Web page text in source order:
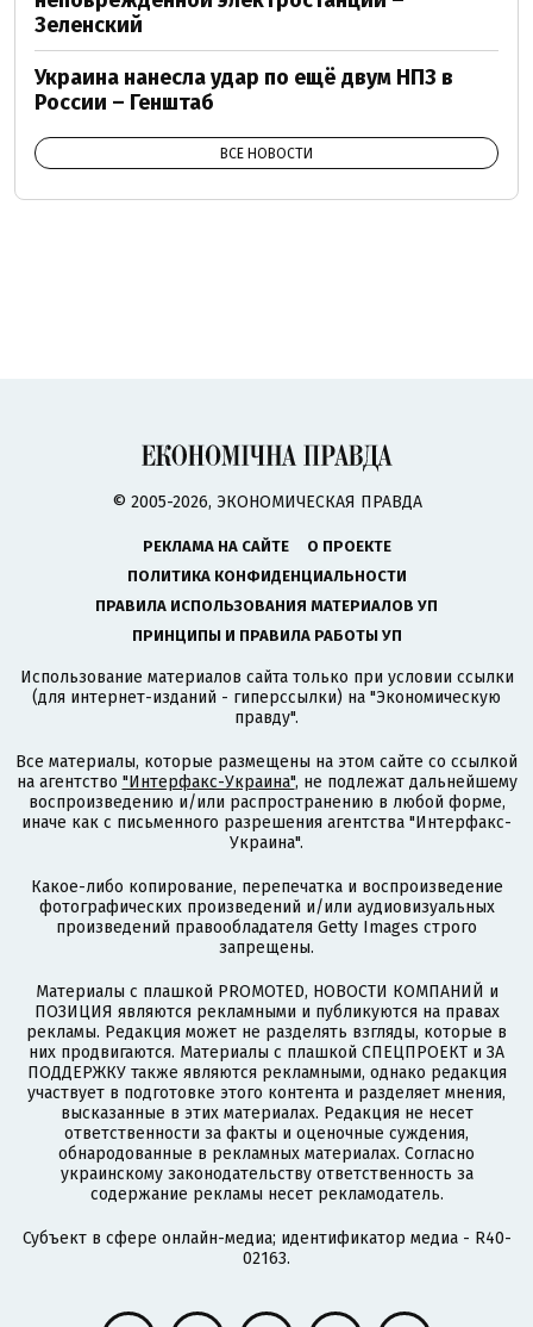
Зеленский
Украина нанесла удар по ещё двум НПЗ в
России – Генштаб
ВСЕ НОВОСТИ
© 2005-2026, ЭКОНОМИЧЕСКАЯ ПРАВДА
РЕКЛАМА НА САЙТЕ
О ПРОЕКТЕ
ПОЛИТИКА КОНФИДЕНЦИАЛЬНОСТИ
ПРАВИЛА ИСПОЛЬЗОВАНИЯ МАТЕРИАЛОВ УП
ПРИНЦИПЫ И ПРАВИЛА РАБОТЫ УП
Использование материалов сайта только при условии ссылки
(для интернет-изданий - гиперссылки) на "Экономическую
правду".
Все материалы, которые размещены на этом сайте со ссылкой
на агентство "Интерфакс-Украина", не подлежат дальнейшему
воспроизведению и/или распространению в любой форме,
иначе как с письменного разрешения агентства "Интерфакс-
Украина".
Какое-либо копирование, перепечатка и воспроизведение
фотографических произведений и/или аудиовизуальных
произведений правообладателя Getty Images строго
запрещены.
Материалы с плашкой PROMOTED, НОВОСТИ КОМПАНИЙ и
ПОЗИЦИЯ являются рекламными и публикуются на правах
рекламы. Редакция может не разделять взгляды, которые в
них продвигаются. Материалы с плашкой СПЕЦПРОЕКТ и ЗА
ПОДДЕРЖКУ также являются рекламными, однако редакция
участвует в подготовке этого контента и разделяет мнения,
высказанные в этих материалах. Редакция не несет
ответственности за факты и оценочные суждения,
обнародованные в рекламных материалах. Согласно
украинскому законодательству ответственность за
содержание рекламы несет рекламодатель.
Субъект в сфере онлайн-медиа; идентификатор медиа - R40-
02163.